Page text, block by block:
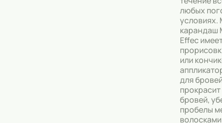
любых
условиях.
карандаш
Effec
или
для
бровeй,
пробелы